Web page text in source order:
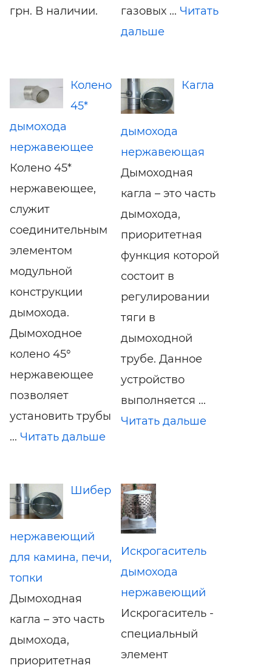
грн. В наличии. газовых ... Читать
дальше
Колено
45*
дымохода
нержавеющее
Колено 45*
нержавеющее,
служит
соединительным
элементом
модульной
конструкции
дымохода.
Дымоходное
колено 45°
нержавеющее
позволяет
установить трубы
... Читать дальше
Кагла
дымохода
нержавеющая
Дымоходная
кагла – это часть
дымохода,
приоритетная
функция которой
состоит в
регулировании
тяги в
дымоходной
трубе. Данное
устройство
выполняется ...
Читать дальше
Шибер
нержавеющий
для камина, печи,
топки
Дымоходная
кагла – это часть
дымохода,
приоритетная
Искрогаситель
дымохода
нержавеющий
Искрогаситель -
специальный
элемент